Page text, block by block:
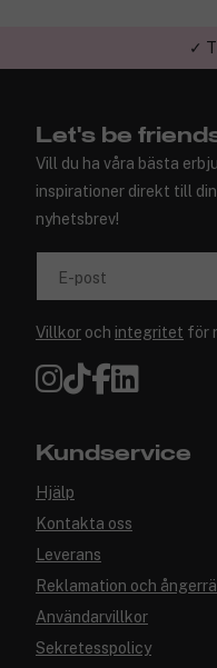
✓
Let's be
Vill du ha våra bästa
inspirationer direkt till
nyhetsbrev!
E-post
Villkor och integritet för
Kundservice
Hjälp
Kontakta oss
Leverans
Reklamation och
Användarvillkor
Sekretesspolicy